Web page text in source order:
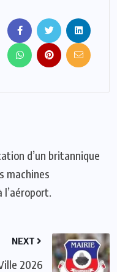
d’un britannique
machines
l’aéroport.
NEXT
2026